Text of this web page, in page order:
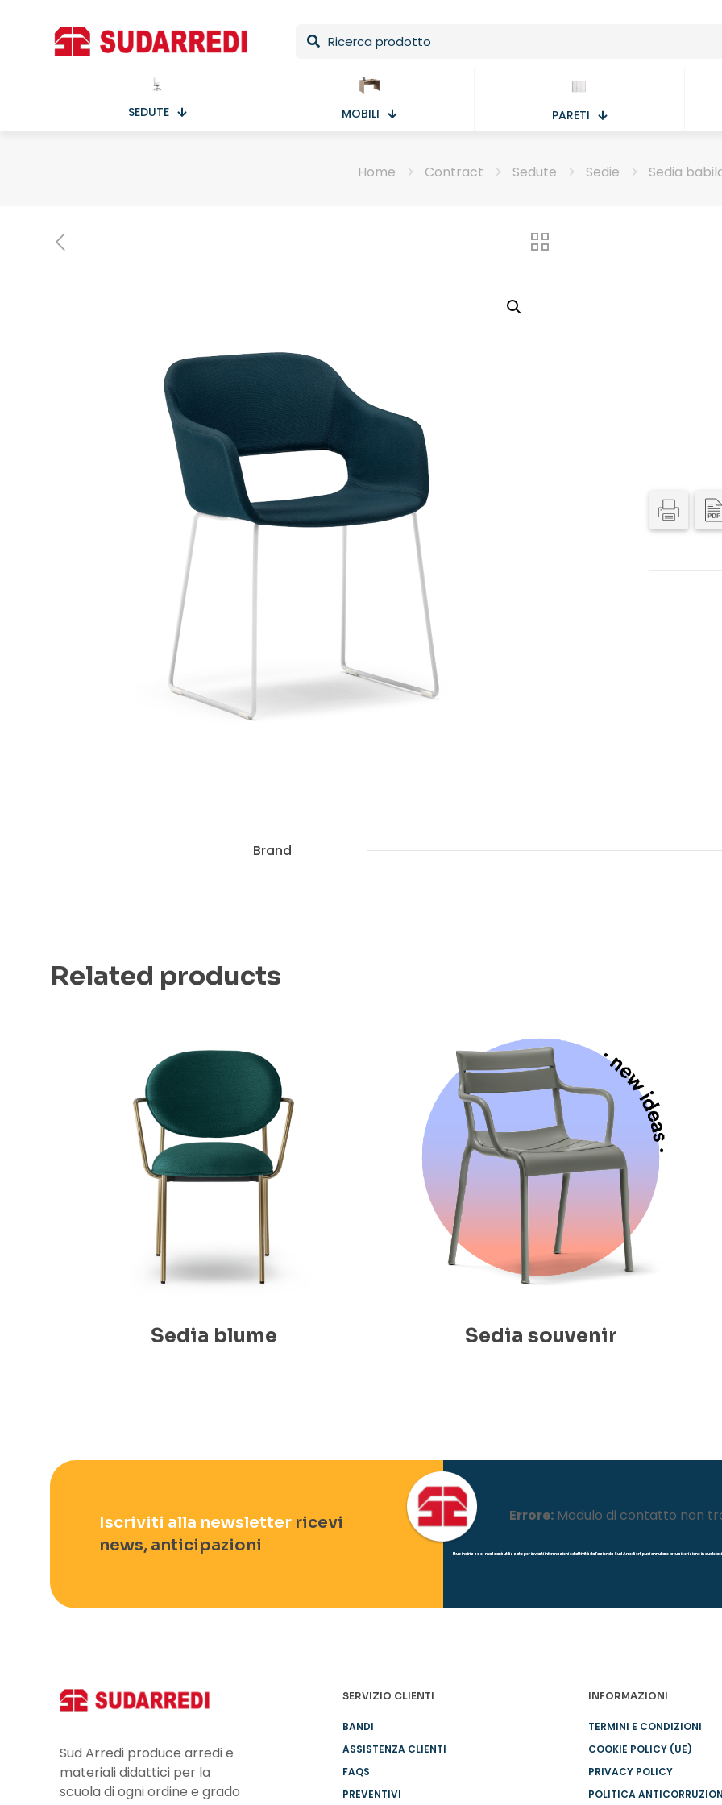
SEDUTE MOBILI PARETI
Home Contract Sedute Sedie Sedia
Brand
Related products
Sedia blume Sedia souvenir
Iscriviti alla newsletterricevi
news, anticipazioni
Errore:Modulo di contatto non
l tuo indirizzo e-mail sarà utilizzato per inviarti informazioni ed attività dall'azienda Sud Arredi srl, puoi annullare la tua iscrizione in
Sud Arredi produce arredi e
materiali didattici per la
scuola di ogni ordine e grado
SERVIZIO CLIENTI
BANDI
ASSISTENZA CLIENTI
FAQS
PREVENTIVI
INFORMAZIONI
TERMINI E CONDIZIONI
COOKIE POLICY (UE)
PRIVACY POLICY
POLITICA